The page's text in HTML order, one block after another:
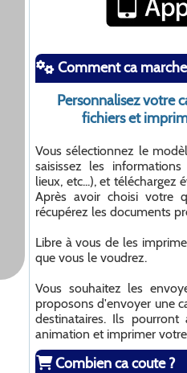
Comment ca
Personnalisez votre
fichiers et
Vous sélectionnez le
saisissez les informations
lieux, etc...), et téléchargez
Après avoir choisi votre
récupérez les documents
Libre à vous de les
que vous le voudrez.
Vous souhaitez les
proposons d'envoyer une
destinataires. Ils
animation et imprimer
Combien ca coute ?